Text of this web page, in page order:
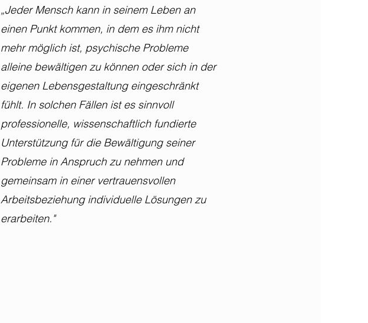
„Jeder Mensch kann in seinem Leben an
einen Punkt kommen, in dem es ihm nicht
mehr möglich ist, psychische Probleme
alleine bewältigen zu können oder sich in der
eigenen Lebensgestaltung eingeschränkt
fühlt. In solchen Fällen ist es sinnvoll
professionelle, wissenschaftlich fundierte
Unterstützung für die Bewältigung seiner
Probleme in Anspruch zu nehmen und
gemeinsam in einer vertrauensvollen
Arbeitsbeziehung individuelle Lösungen zu
erarbeiten."